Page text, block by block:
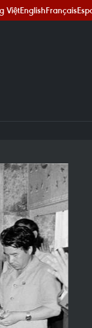
ViệtEnglishFrançais